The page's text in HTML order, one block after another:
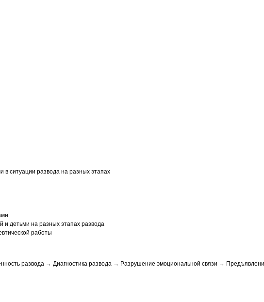
в ситуации развода на разных этапах
и детьми на разных этапах развода
работы
развода → Диагностика развода → Разрушение эмоциональной связи →